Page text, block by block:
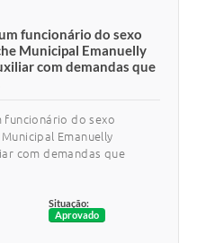
funcionário do sexo
Municipal Emanuelly
com demandas que
funcionário do sexo
Emanuelly
com demandas que
Situação:
Aprovado